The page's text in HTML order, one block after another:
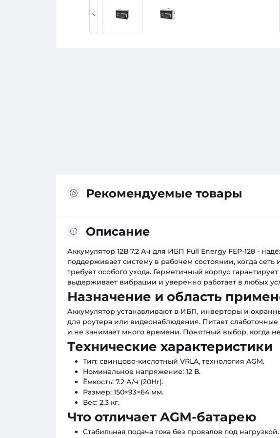
Рекомендуемые товары
Описание
Аккумулятор 12В 7.2 Ач для ИБП Full Energy FEP-128 -
поддерживает систему в рабочем состоянии, когда
требует особого ухода. Герметичный корпус
выдерживает вибрации и уверенно работает в любых
Назначение и область
Аккумулятор устанавливают в ИБП, инверторы и
для роутера или видеонаблюдения. Питает
и не занимает много времени. Понятный выбор, когда
Технические характеристики
Тип: свинцово-кислотный VRLA, технология AGM.
Номинальное напряжение: 12 В.
Ёмкость: 7.2 А/ч (20Hr).
Размер: 150×93×64 мм.
Вес: 2.3 кг.
Что отличает AGM-батарею
Стабильная подача тока без провалов под нагрузкой.